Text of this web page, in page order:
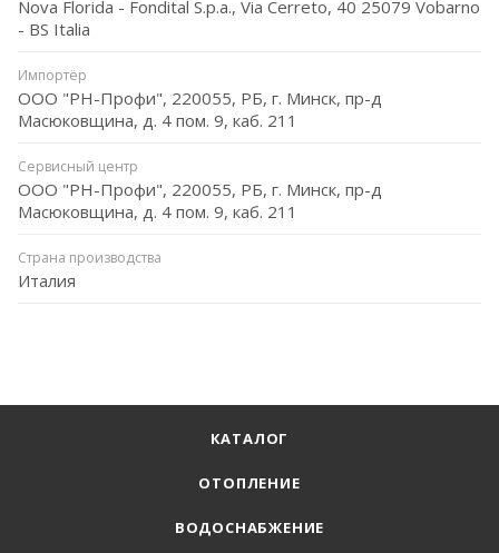
Nova Florida - Fondital S.p.a., Via Cerreto, 40 25079 Vobarno
- BS Italia
Импортёр
ООО "РН-Профи", 220055, РБ, г. Минск, пр-д
Масюковщина, д. 4 пом. 9, каб. 211
Сервисный центр
ООО "РН-Профи", 220055, РБ, г. Минск, пр-д
Масюковщина, д. 4 пом. 9, каб. 211
Страна производства
Италия
КАТАЛОГ
ОТОПЛЕНИЕ
ВОДОСНАБЖЕНИЕ